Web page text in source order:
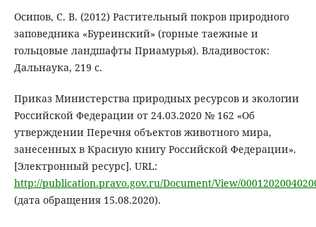
Осипов, С. В. (2012) Растительный покров природного
заповедника «Буреинский» (горные таежные и
гольцовые ландшафты Приамурья). Владивосток:
Дальнаука, 219 с.
Приказ Министерства природных ресурсов и экологии
Российской Федерации от 24.03.2020 № 162 «Об
утверждении Перечня объектов животного мира,
занесенных в Красную книгу Российской Федерации».
[Электронный ресурс]. URL:
http://publication.pravo.gov.ru/Document/View/
(дата обращения 15.08.2020).